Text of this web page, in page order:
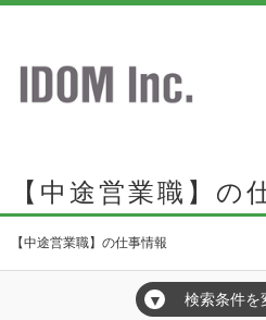
【中途営業職】の
【中途営業職】の仕事情報
▼ 検索条件を